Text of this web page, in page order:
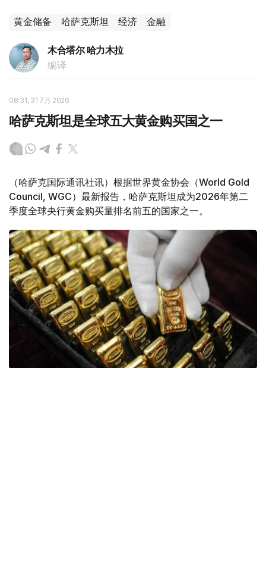
黄金储备 哈萨克斯坦 经济 金融
木合塔尔 哈力木拉
编译
08:31, 31 7月 2026
哈萨克斯坦是全球五大黄金购买国之一
（哈萨克国际通讯社讯）根据世界黄金协会（World Gold
Council, WGC）最新报告，哈萨克斯坦成为2026年第二
季度全球央行黄金购买量排名前五的国家之一。